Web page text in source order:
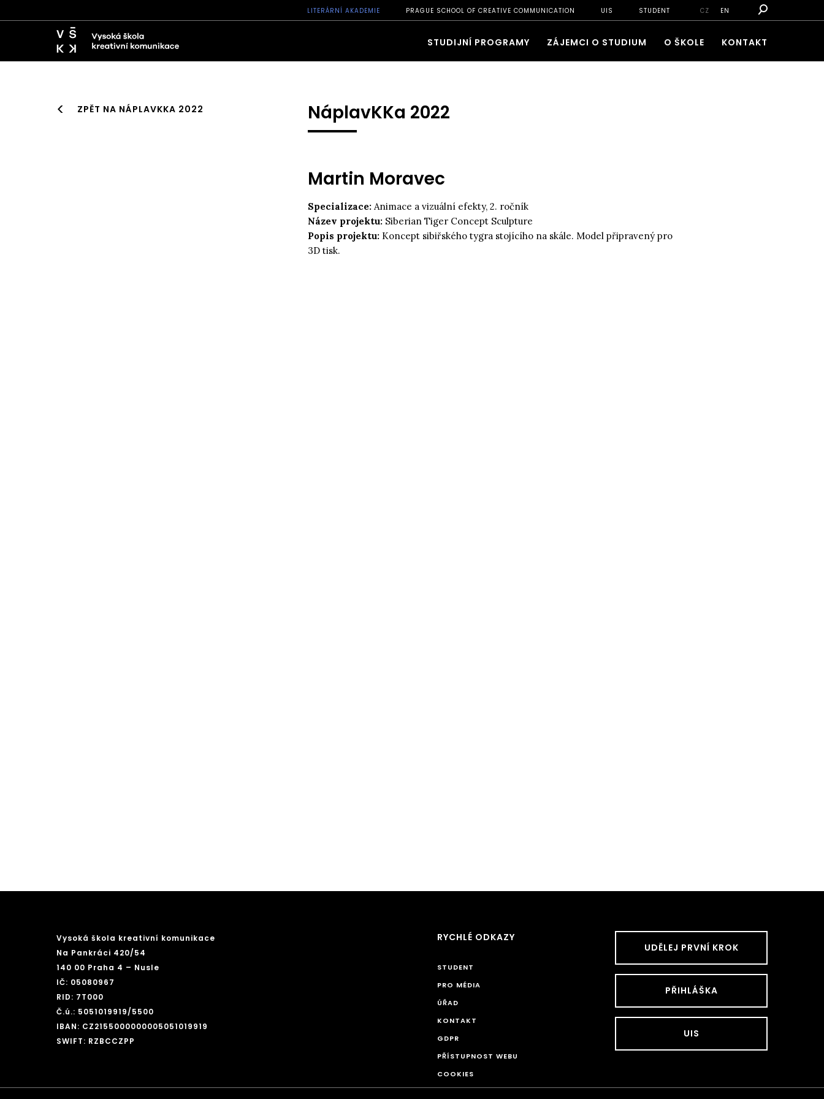
LITERÁRNÍ AKADEMIE PRAGUE SCHOOL OF CREATIVE COMMUNICATION UIS STUDENT CZ EN
STUDIJNÍ PROGRAMY ZÁJEMCI O STUDIUM O ŠKOLE KONTAKT
NáplavKKa 2022
Martin Moravec
Specializace: Animace a vizuální efekty, 2. ročník
Název projektu: Siberian Tiger Concept Sculpture
Popis projektu: Koncept sibiřského tygra stojícího na skále. Model připravený pro
3D tisk.
ZPĚT NA NÁPLAVKKA 2022
UDĚLEJ PRVNÍ KROK
PŘIHLÁŠKA
UIS
RYCHLÉ ODKAZY
STUDENT
PRO MÉDIA
ÚŘAD
KONTAKT
GDPR
PŘÍSTUPNOST WEBU
COOKIES
Vysoká škola kreativní komunikace
Na Pankráci 420/54
140 00 Praha 4 – Nusle
IČ: 05080967
RID: 7T000
Č.ú.: 5051019919/5500
IBAN: CZ2155000000005051019919
SWIFT: RZBCCZPP